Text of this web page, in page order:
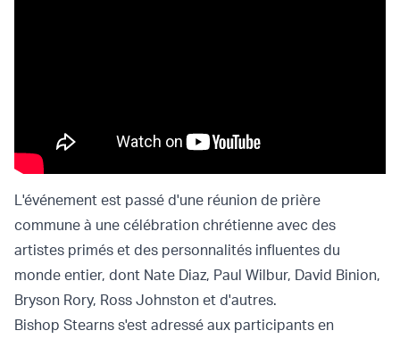
L'événement est passé d'une réunion de prière
commune à une célébration chrétienne avec des
artistes primés et des personnalités influentes du
monde entier, dont Nate Diaz, Paul Wilbur, David Binion,
Bryson Rory, Ross Johnston et d'autres.
Bishop Stearns s'est adressé aux participants en